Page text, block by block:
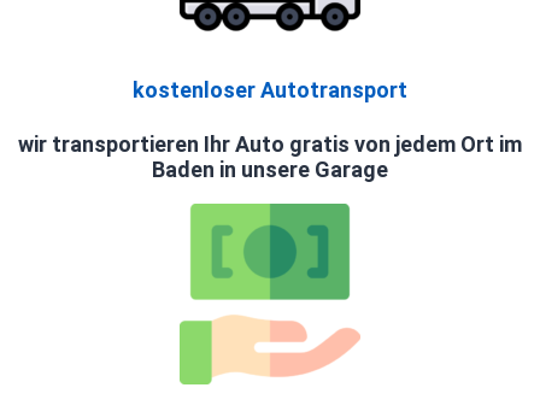
kostenloser Autotransport
wir transportieren Ihr Auto gratis von jedem Ort im
Baden in unsere Garage